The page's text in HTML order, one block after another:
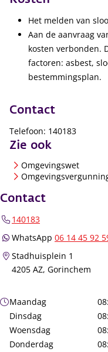
Het melden van
Aan de aanvraag
kosten verbonden.
factoren: asbest,
bestemmingsplan.
Contact
Telefoon: 140183
Zie ook
Omgevingswet
Contact
140183
WhatsApp 06 14 45 92
Stadhuisplein 1
4205 AZ, Gorinchem
Openingstijden
Maandag
Dinsdag
Woensdag
Donderdag